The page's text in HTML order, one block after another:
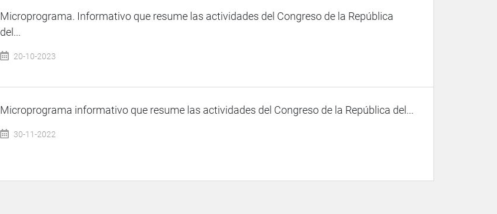
Microprograma. Informativo que resume las actividades del Congreso de la República
del...
20-10-2023
Microprograma informativo que resume las actividades del Congreso de la República del...
30-11-2022